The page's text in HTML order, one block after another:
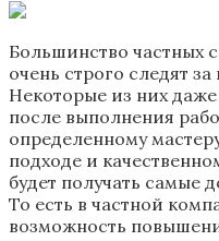
Большинство частных
очень строго следят
Некоторые из них
после выполнения
определенному
подходе и
будет получать самые
То есть в частной
возможность